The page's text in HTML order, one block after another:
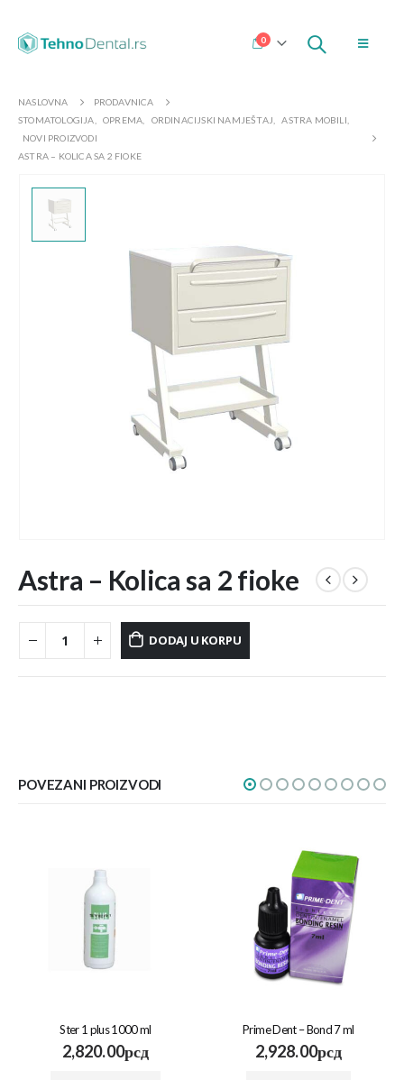
0
NASLOVNA
PRODAVNICA
STOMATOLOGIJA
OPREMA ORDINACIJSKI NAMJEŠTAJ ASTRA MOBILI
NOVI PROIZVODI
ASTRA – KOLICA SA 2 FIOKE
Astra – Kolica sa 2 fioke
DODAJ U KORPU
POVEZANI PROIZVODI
Ster 1 plus 1000 ml
2,820.00рсд
Prime Dent – Bond 7 ml
2,928.00рсд